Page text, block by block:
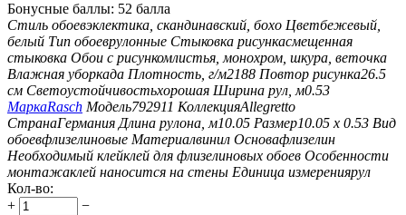
Бонусные баллы: 52 балла
Стиль обоевэклектика, скандинавский, бохо Цветбежевый,
белый Тип обоеврулонные Стыковка рисункасмещенная
стыковка Обои с рисункомлистья, монохром, шкура, веточка
Влажная уборкада Плотность, г/м2188 Повтор рисунка26.5
см Светоустойчивостьхорошая Ширина рул, м0.53
МаркаRasch Модель792911 КоллекцияAllegretto
СтранаГермания Длина рулона, м10.05 Размер10.05 х 0.53 Вид
обоевфлизелиновые Материалвинил Основафлизелин
Необходимый клейклей для флизелиновых обоев Особенности
монтажаклей наносится на стены Единица измерениярул
Кол-во:
+
−